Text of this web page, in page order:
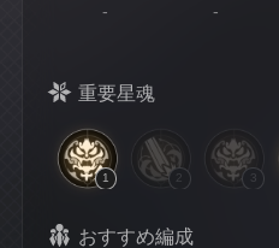
- -
重要星魂
1 2 3
おすすめ編成